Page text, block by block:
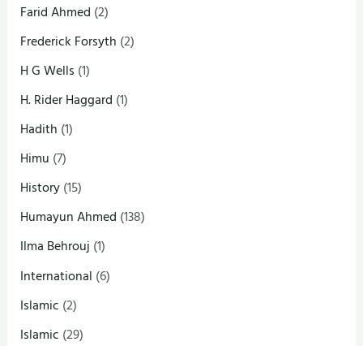
Farid Ahmed (2)
Frederick Forsyth (2)
H G Wells (1)
H. Rider Haggard (1)
Hadith (1)
Himu (7)
History(15)
Humayun Ahmed (138)
Ilma Behrouj (1)
International (6)
Islamic (2)
Islamic (29)